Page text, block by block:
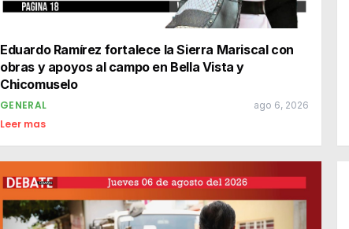
Eduardo Ramírez fortalece la Sierra Mariscal con
obras y apoyos al campo en Bella Vista y
Chicomuselo
GENERAL ago 6, 2026
Leer mas